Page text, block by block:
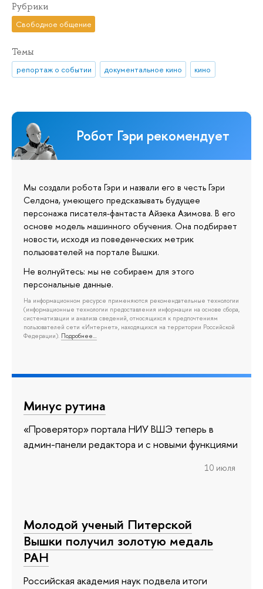
Рубрики
Свободное общение
Темы
репортаж о событии документальное кино кино
Робот Гэри рекомендует
Мы создали робота Гэри и назвали его в честь Гэри
Селдона, умеющего предсказывать будущее
персонажа писателя-фантаста Айзека Азимова. В его
основе модель машинного обучения. Она подбирает
новости, исходя из поведенческих метрик
пользователей на портале Вышки.
Не волнуйтесь: мы не собираем для этого
персональные данные.
На информационном ресурсе применяются рекомендательные технологии
(информационные технологии предоставления информации на основе сбора,
систематизации и анализа сведений, относящихся к предпочтениям
пользователей сети «Интернет», находящихся на территории Российской
Федерации). Подробнее…
Минус рутина
«Проверятор» портала НИУ ВШЭ теперь в
админ-панели редактора и с новыми функциями
10 июля
Молодой ученый Питерской
Вышки получил золотую медаль
РАН
Российская академия наук подвела итоги